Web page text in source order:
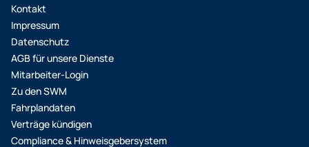
Kontakt
Impressum
Datenschutz
AGB für unsere Dienste
Mitarbeiter-Login
Zu den SWM
Fahrplandaten
Verträge kündigen
Compliance & Hinweisgebersystem